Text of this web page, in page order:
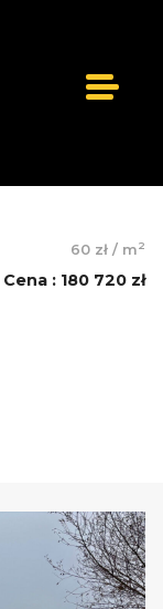
60 zł / m2
Cena : 180 720 zł